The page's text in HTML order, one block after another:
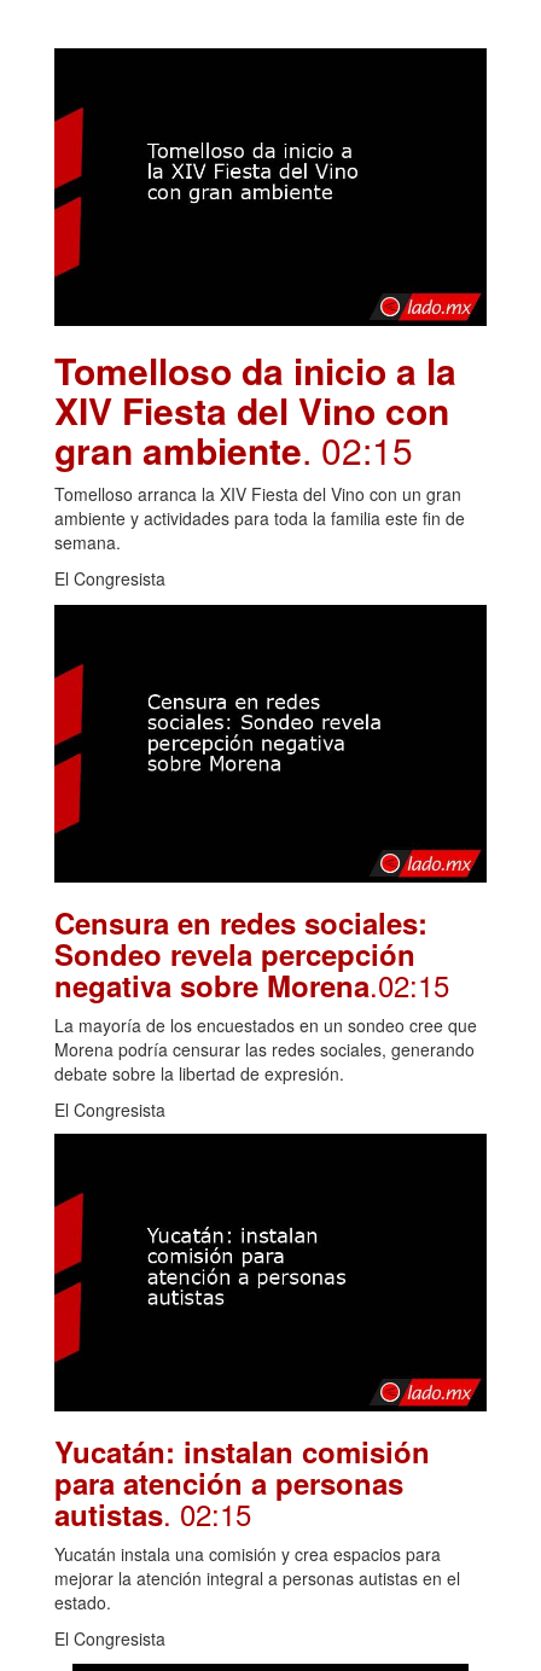
Tomelloso da inicio a la
XIV Fiesta del Vino con
gran ambiente. 02:15
Tomelloso arranca la XIV Fiesta del Vino con un gran
ambiente y actividades para toda la familia este fin de
semana.
El Congresista
Censura en redes sociales:
Sondeo revela percepción
negativa sobre Morena.02:15
La mayoría de los encuestados en un sondeo cree que
Morena podría censurar las redes sociales, generando
debate sobre la libertad de expresión.
El Congresista
Yucatán: instalan comisión
para atención a personas
autistas. 02:15
Yucatán instala una comisión y crea espacios para
mejorar la atención integral a personas autistas en el
estado.
El Congresista